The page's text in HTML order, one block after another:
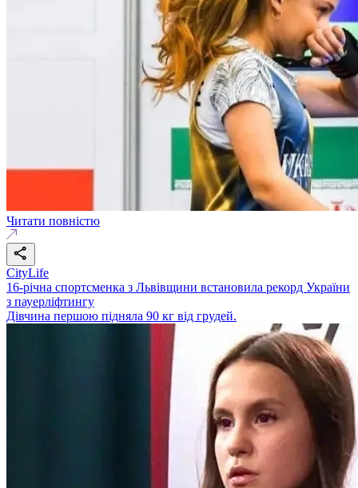
Читати повністю
CityLife
16-річна спортсменка з Львівщини встановила рекорд України
з пауерліфтингу
Дівчина першою підняла 90 кг від грудей.